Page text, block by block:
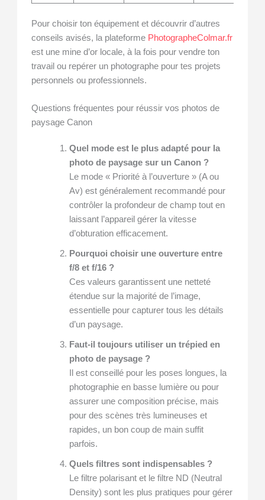
Pour choisir ton équipement et découvrir d’autres
conseils avisés, la plateforme PhotographeColmar.fr
est une mine d’or locale, à la fois pour vendre ton
travail ou repérer un photographe pour tes projets
personnels ou professionnels.
Questions fréquentes pour réussir vos photos de
paysage Canon
Quel mode est le plus adapté pour la
photo de paysage sur un Canon ?
Le mode « Priorité à l’ouverture » (A ou
Av) est généralement recommandé pour
contrôler la profondeur de champ tout en
laissant l’appareil gérer la vitesse
d’obturation efficacement.
Pourquoi choisir une ouverture entre
f/8 et f/16 ?
Ces valeurs garantissent une netteté
étendue sur la majorité de l’image,
essentielle pour capturer tous les détails
d’un paysage.
Faut-il toujours utiliser un trépied en
photo de paysage ?
Il est conseillé pour les poses longues, la
photographie en basse lumière ou pour
assurer une composition précise, mais
pour des scènes très lumineuses et
rapides, un bon coup de main suffit
parfois.
Quels filtres sont indispensables ?
Le filtre polarisant et le filtre ND (Neutral
Density) sont les plus pratiques pour gérer